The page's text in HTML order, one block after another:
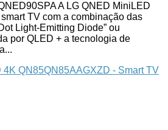
A LG QNED MiniLED
TV com a combinação das
Light-Emitting Diode” ou
por QLED + a tecnologia de